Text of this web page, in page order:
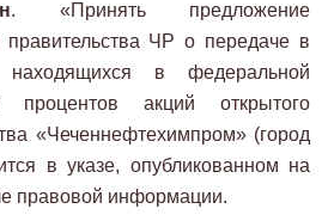
. «Принять предложение
ЧР о передаче в
находящихся в федеральной
процентов акций открытого
«Чеченнефтехимпром» (город
в указе, опубликованном на
правовой информации.